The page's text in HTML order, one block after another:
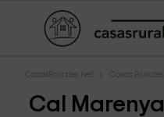
CasasRurales.net Casas Rurales
Cal Marenya